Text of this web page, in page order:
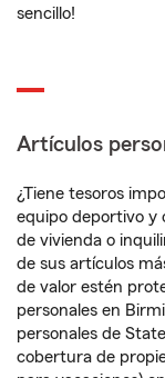
sencillo!
Artículos
¿Tiene tesoros
equipo deportivo y
de vivienda o
de sus artículos
de valor estén
personales en
personales de
cobertura de